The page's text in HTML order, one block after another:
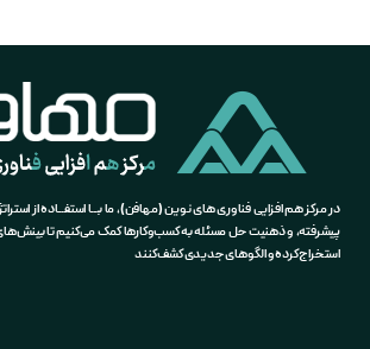
در مرکز هم افزایی فناوری های نوین (مهافن)، ما بـــا استفـــاده از
پیشرفته، و ذهنیت حل مسئله به کسب‌وکارها کمک می‌کنیم تا بینش‌های
استخراج کرده و الگوهای جدیدی کشف کنند